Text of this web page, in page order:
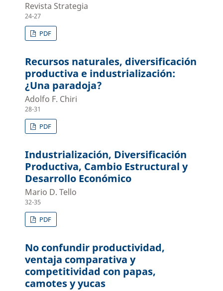
Revista Strategia
24-27
PDF
Recursos naturales, diversificación
productiva e industrialización:
¿Una paradoja?
Adolfo F. Chiri
28-31
PDF
Industrialización, Diversificación
Productiva, Cambio Estructural y
Desarrollo Económico
Mario D. Tello
32-35
PDF
No confundir productividad,
ventaja comparativa y
competitividad con papas,
camotes y yucas